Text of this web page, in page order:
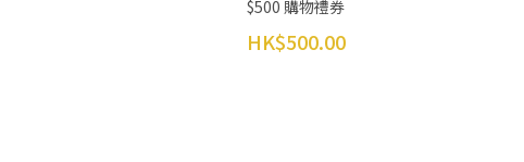
$500 購物禮券
HK$500.00